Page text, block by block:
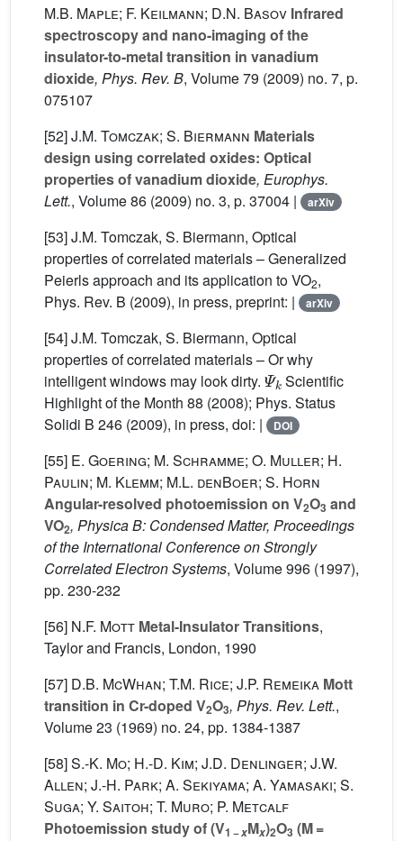
M.B. Maple; F. Keilmann; D.N. Basov Infrared
spectroscopy and nano-imaging of the
insulator-to-metal transition in vanadium
dioxide, Phys. Rev. B, Volume 79 (2009) no. 7, p.
075107
[52]J.M. Tomczak; S. Biermann Materials
design using correlated oxides: Optical
properties of vanadium dioxide, Europhys.
Lett., Volume 86 (2009) no. 3, p. 37004 | arXiv
[53] J.M. Tomczak, S. Biermann, Optical
properties of correlated materials – Generalized
Peierls approach and its application to VO2,
Phys. Rev. B (2009), in press, preprint: |
arXiv
[54] J.M. Tomczak, S. Biermann, Optical
properties of correlated materials – Or why
intelligent windows may look dirty.
Ψk
Scientific
Highlight of the Month 88 (2008); Phys. Status
Solidi B 246 (2009), in press, doi: |
DOI
[55] E. Goering; M. Schramme; O. Muller; H.
Paulin; M. Klemm; M.L. denBoer; S. Horn
Angular-resolved photoemission on V2O3 and
VO2, Physica B: Condensed Matter, Proceedings
of the International Conference on Strongly
Correlated Electron Systems, Volume 996 (1997),
pp. 230-232
[56] N.F. Mott Metal-Insulator Transitions,
Taylor and Francis, London, 1990
[57] D.B. McWhan; T.M. Rice; J.P. Remeika Mott
transition in Cr-doped V2O3, Phys. Rev. Lett.,
Volume 23 (1969) no. 24, pp. 1384-1387
[58]S.-K. Mo; H.-D. Kim; J.D. Denlinger; J.W.
Allen; J.-H. Park; A. Sekiyama; A. Yamasaki; S.
Suga; Y. Saitoh; T. Muro; P. Metcalf
Photoemission study of (V1 −xMx)2O3 (M =